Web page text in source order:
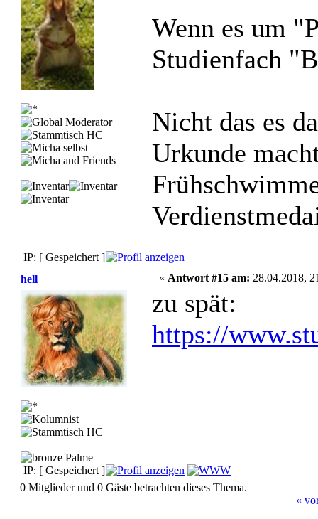
Wenn es um
Studienfach
Nicht das es
Urkunde
IP: [ Gespeichert ]
hell
« Antwort #15 am: 28.04.2018,
zu spät:
https://
IP: [ Gespeichert ]
0 Mitglieder und 0 Gäste betrachten dieses Thema.
«